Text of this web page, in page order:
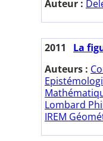
Auteur :
2011
La
Auteurs :
Lombard
IREM